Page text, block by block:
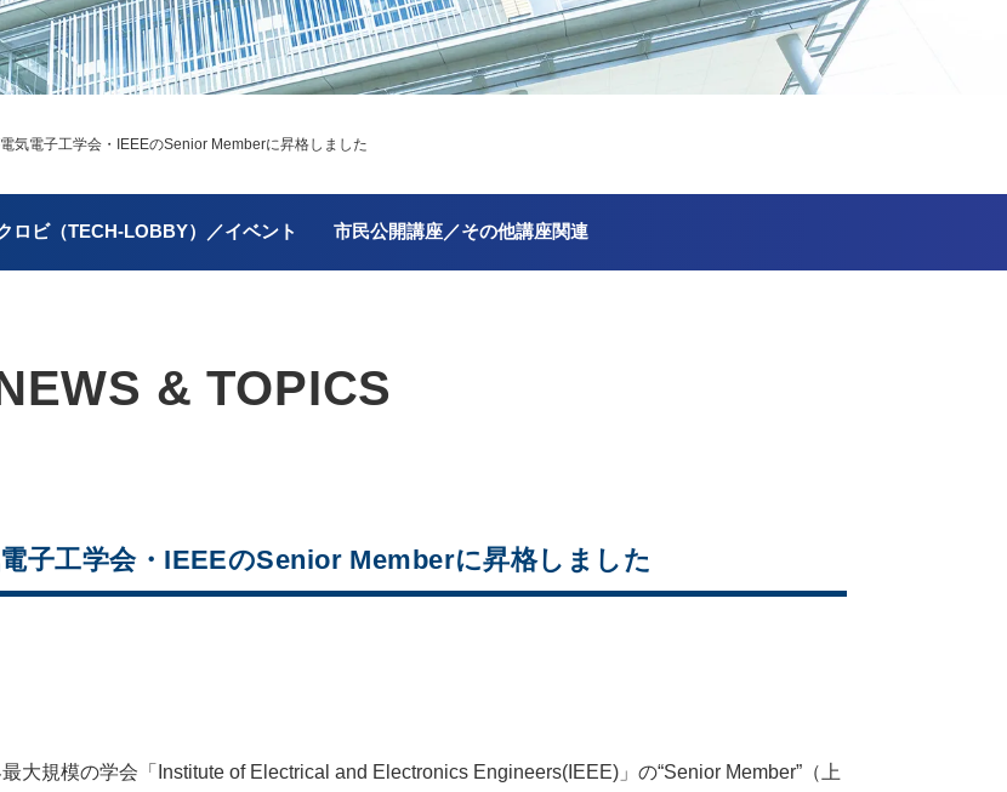
電子工学会・IEEEのSenior Memberに昇格しました
ロビ（TECH-LOBBY）／イベント 市民公開講座／その他講座関連
& TOPICS
子工学会・IEEEのSenior Memberに昇格しました
大規模の学会「Institute of Electrical and Electronics Engineers(IEEE)」の“Senior Member”（上